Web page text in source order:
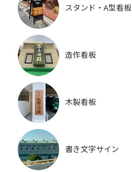
スタンド・A型看板
造作看板
木製看板
書き文字サイン